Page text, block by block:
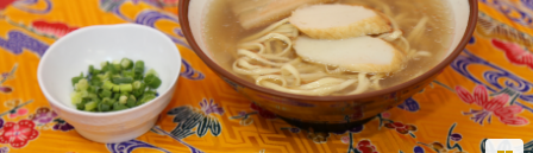
日本語
English
한국어